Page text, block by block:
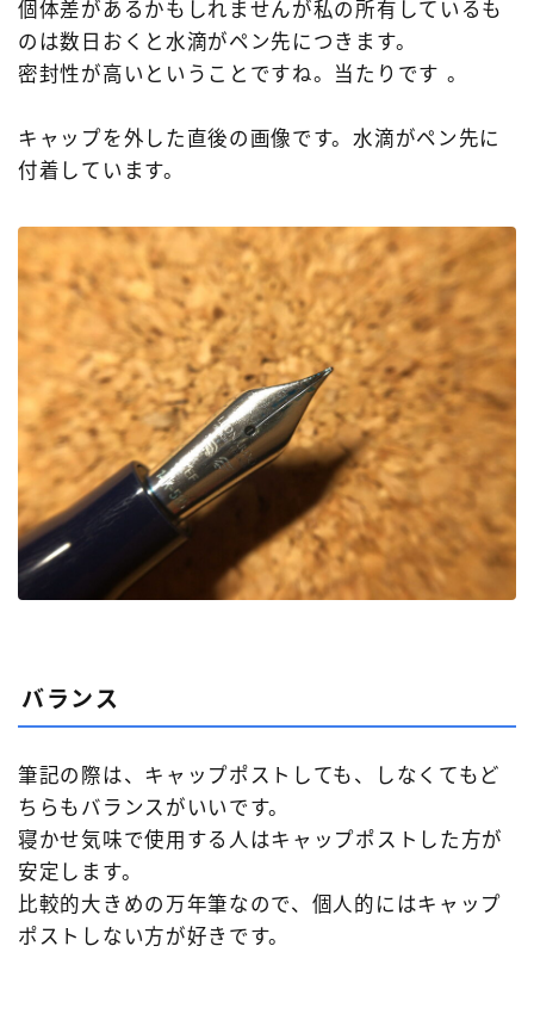
個体差があるかもしれませんが私の所有しているも
のは数日おくと水滴がペン先につきます。
密封性が高いということですね。当たりです 。
キャップを外した直後の画像です。水滴がペン先に
付着しています。
バランス
筆記の際は、キャップポストしても、しなくてもど
ちらもバランスがいいです。
寝かせ気味で使用する人はキャップポストした方が
安定します。
比較的大きめの万年筆なので、個人的にはキャップ
ポストしない方が好きです。